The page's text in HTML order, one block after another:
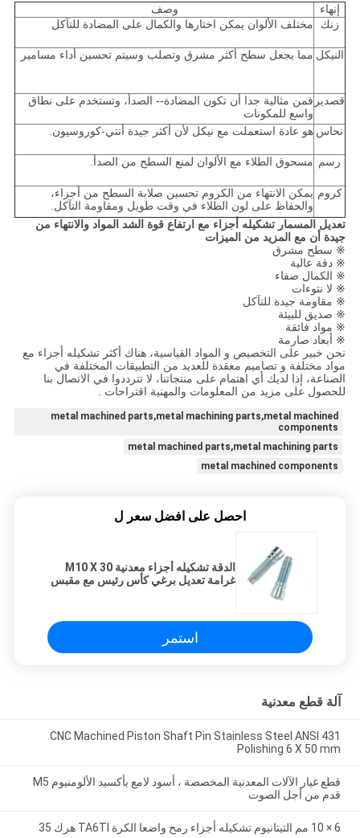
إنهاء
وصف
زنك
مختلف الألوان يمكن اختارها والكمال على المضادة للتآكل
النيكل مما يجعل سطح أكثر مشرق وتصلب وسيتم تحسين أداء مسامير
قصدير فمن مثالية جدا أن تكون المضادة-- الصدأ، وتستخدم على نطاق
واسع للمكونات
نحاس هو عادة استعملت مع نيكل لأن أكثر جيدة أنتي-كوروسيون.
رسم مسحوق الطلاء مع الألوان لمنع السطح من الصدأ.
كروم يمكن الانتهاء من الكروم تحسين صلابة السطح من أجزاء،
والحفاظ على لون الطلاء في وقت طويل ومقاومة التآكل.
تعديل المسمار تشكيله أجزاء مع ارتفاع قوة الشد المواد والانتهاء من
جيدة أن مع المزيد من الميزات
※ سطح مشرق
※ دقة عالية
※ الكمال صفاء
※ لا نتوءات
※ مقاومة جيدة للتآكل
※ صديق للبيئة
※ مواد فائقة
※ أبعاد صارمة
نحن خبير على التخصيص و المواد القياسية، هناك أكثر تشكيله أجزاء مع
مواد مختلفة و تصاميم معقدة للعديد من التطبيقات المختلفة في
الصناعة، إذا لديك أي اهتمام على منتجاتنا، لا تترددوا في الاتصال بنا
للحصول على مزيد من المعلومات والمهنية اقتراحات .
metal machined parts,metal machining parts,metal machined
components
metal machined parts,metal machining parts
metal machined components
احصل على افضل سعر ل
الدقة تشكيله أجزاء معدنية M10 X 30
غرامة تعديل برغي كأس رئيس مع مقبس
استمر
آلة قطع معدنية
CNC Machined Piston Shaft Pin Stainless Steel ANSI 431
Polishing 6 X 50 mm
قطع غيار الآلات المعدنية المخصصة ، أسود لامع بأكسيد الألومنيوم M5
قدم من أجل الصوت
6 × 10 مم التيتانيوم تشكيله أجزاء رمح واضعا الكرة TA6TI هرك 35